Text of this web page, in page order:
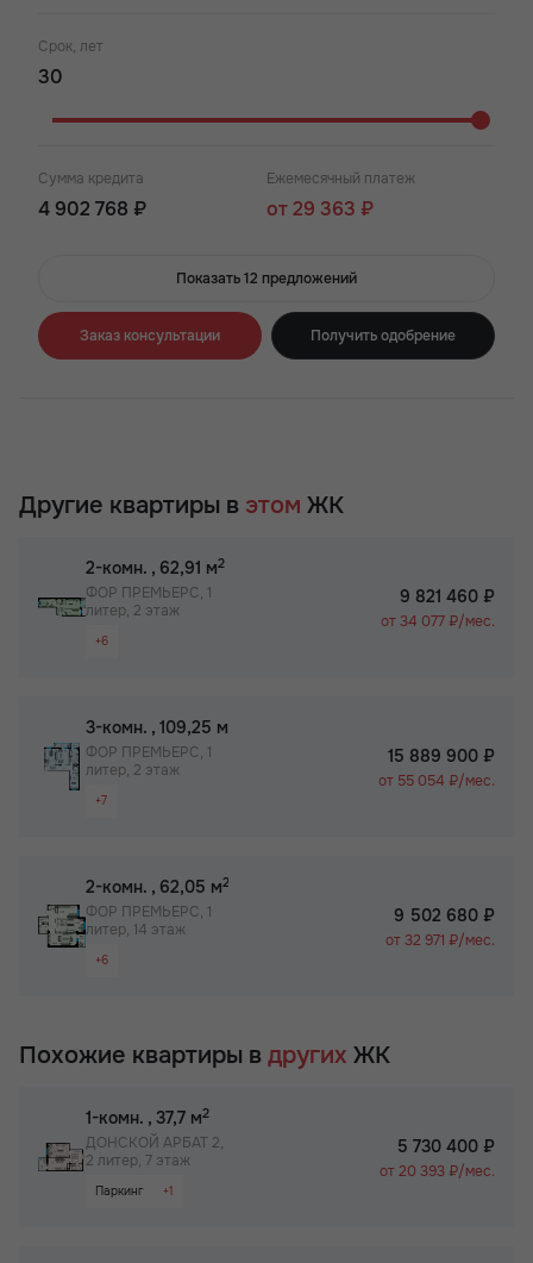
Срок, лет
Сумма кредита
4 902 768 ₽
Ежемесячный платеж
от 29 363 ₽
Показать 12 предложений
Заказ консультации Получить одобрение
Другие квартиры в этом ЖК
2-комн. , 62,91 м2
ФОР ПРЕМЬЕРС, 1
литер, 2 этаж
+6
Паркинг
Собственный спортзал в ЖК
9 821 460 ₽
от 34 077 ₽/мес.
3-комн. , 109,25 м
ФОР ПРЕМЬЕРС, 1
литер, 2 этаж
+7
Паркинг
Не угловая
15 889 900 ₽
от 55 054 ₽/мес.
2-комн. , 62,05 м2
ФОР ПРЕМЬЕРС, 1
литер, 14 этаж
+6
Просторная лоджия/балкон
Собственный спортзал в ЖК
Бизнес-класс
9 502 680 ₽
от 32 971 ₽/мес.
Похожие квартиры в других ЖК
1-комн. , 37,7 м2
ДОНСКОЙ АРБАТ 2,
2 литер, 7 этаж
+1
Паркинг
5 730 400 ₽
от 20 393 ₽/мес.